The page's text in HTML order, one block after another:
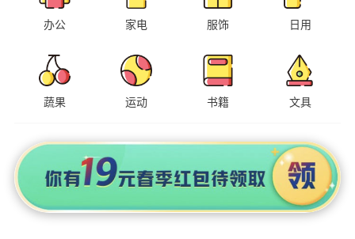
办公 家电 服饰 日用
蔬果 运动 书籍 文具